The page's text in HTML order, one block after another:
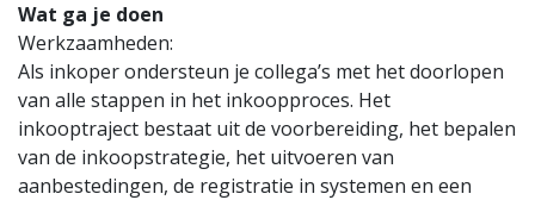
Wat ga je doen
Werkzaamheden:
Als inkoper ondersteun je collega’s met het doorlopen
van alle stappen in het inkoopproces. Het
inkooptraject bestaat uit de voorbereiding, het bepalen
van de inkoopstrategie, het uitvoeren van
aanbestedingen, de registratie in systemen en een